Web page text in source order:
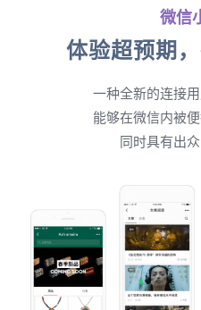
微信
体验超预期
一种全新的连接
能够在微信内被
同时具有出